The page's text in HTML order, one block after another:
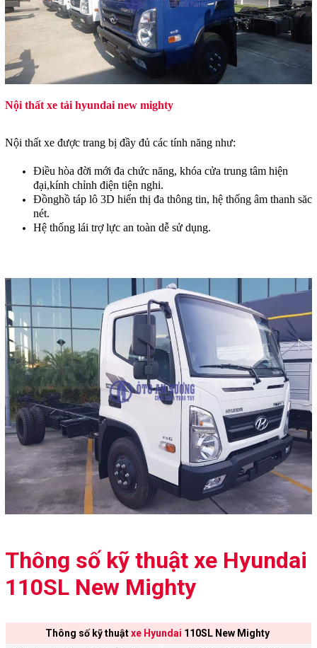
Nội thất xe tải hyundai new mighty
Nội thất xe được trang bị đầy đủ các tính năng như:
Điều hòa đời mới đa chức năng, khóa cửa trung tâm hiện
đại,kính chỉnh điện tiện nghi.
Đồnghồ táp lô 3D hiển thị đa thông tin, hệ thống âm thanh săc
nét.
Hệ thống lái trợ lực an toàn dễ sử dụng.
Thông số kỹ thuật xe Hyundai
110SL New Mighty
Thông số kỹ thuậtxe Hyundai 110SL New Mighty